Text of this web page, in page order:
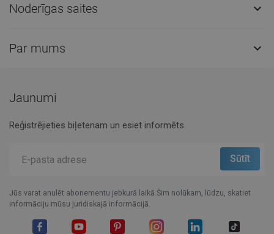
Noderīgas saites 
Par mums 
Jaunumi
Reģistrējieties biļetenam un esiet informēts.
Jūs varat anulēt abonementu jebkurā laikā.Šim nolūkam, lūdzu, skatiet
informāciju mūsu juridiskajā informācijā.